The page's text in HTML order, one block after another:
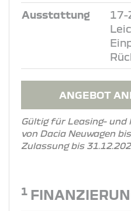
Ausstattung
17-
ANGEBOT
Gültig für Leasing- und
von Dacia Neuwagen
Zulassung bis
1